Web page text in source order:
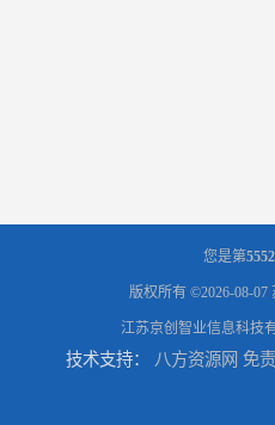
您是第
版权所有 ©2026-08-07
江苏京创智业信息科技
技术支持： 八方资源网 免